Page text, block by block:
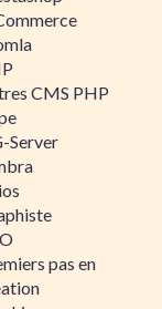
CMS PHP
Server
pas en